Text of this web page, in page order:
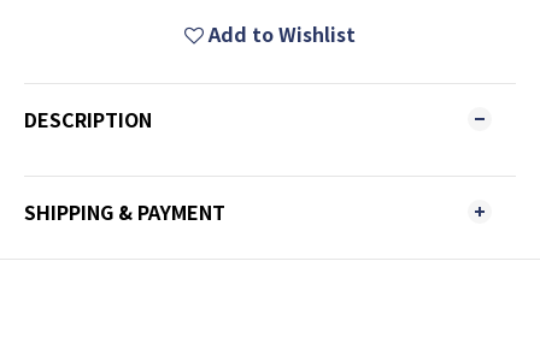
Add to Wishlist
DESCRIPTION
SHIPPING & PAYMENT